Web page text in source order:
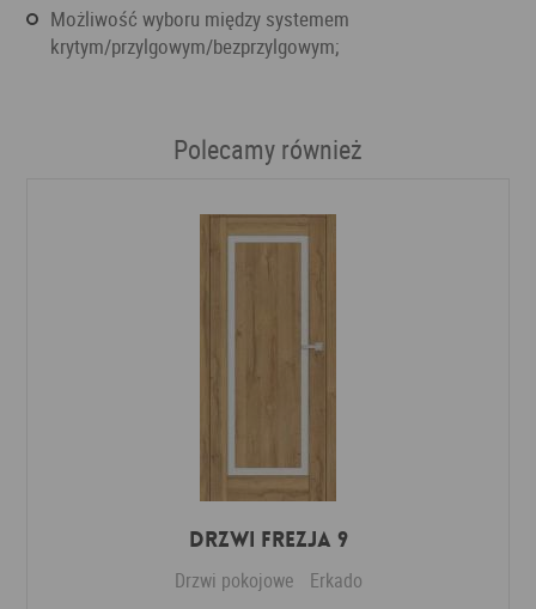
Możliwość wyboru między systemem
krytym/przylgowym/bezprzylgowym;
Polecamy również
DRZWI FREZJA 9
Drzwi pokojowe Erkado